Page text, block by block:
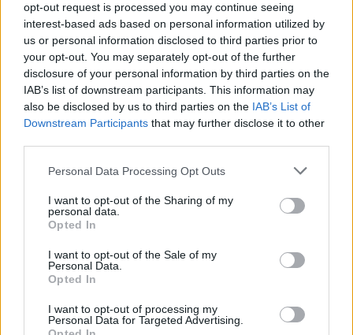
opt-out request is processed you may continue seeing
interest-based ads based on personal information utilized by
us or personal information disclosed to third parties prior to
your opt-out. You may separately opt-out of the further
disclosure of your personal information by third parties on the
IAB’s list of downstream participants. This information may
also be disclosed by us to third parties on the IAB’s List of
Downstream Participants that may further disclose it to other
Please note that this website/app uses one or more Google
not limited to your visit or usage behaviour. You may click to
grant or deny consent to Google and its third-party tags to
use your data for below specified purposes in below Google
consent section.
Personal Data Processing Opt Outs
I want to opt-out of the Sharing of my
personal data.
Opted In
I want to opt-out of the Sale of my
Personal Data.
Opted In
I want to opt-out of processing my
Personal Data for Targeted Advertising.
Nem gondoltuk volna, hogy lesz még lejjebb annál,
mint hogy Németh Szilárd letagadja, hogy Orbánt a
TASZ védte a bíróság előtt. De lett.